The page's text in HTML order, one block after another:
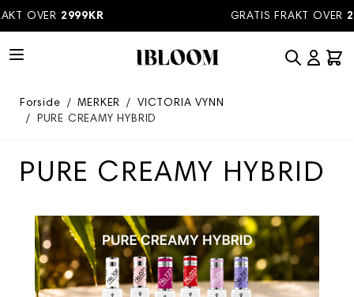
Hopp til innhold
OVER2999KR GRATIS FRAKT OVER
Forside / MERKER /
VICTORIA VYNN
/
PURE CREAMY HYBRID
PURE CREAMY HYBRID